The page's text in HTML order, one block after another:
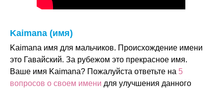
Kaimana (имя)
Kaimana имя для мальчиков. Происхождение имени
это Гавайский. За рубежом это прекрасное имя.
Ваше имя Kaimana? Пожалуйста ответьте на 5
вопросов о своем имени для улучшения данного